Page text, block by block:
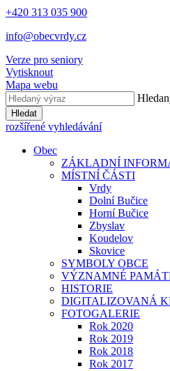
+420 313 035 900
info@obecvrdy.cz
Verze pro seniory
Vytisknout
Mapa webu
Hledat
rozšířené vyhledávání
Obec
ZÁKLADNÍ
MÍSTNÍ ČÁSTI
Vrdy
Dolní Bučice
Horní Bučice
Zbyslav
Koudelov
Skovice
SYMBOLY OBCE
VÝZNAMNÉ
HISTORIE
DIGITALIZOVANÁ
FOTOGALERIE
Rok 2020
Rok 2019
Rok 2018
Rok 2017